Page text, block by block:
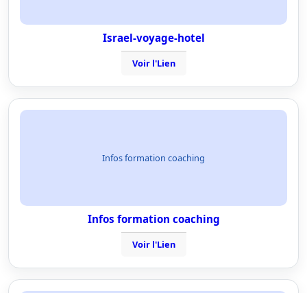
Israel-voyage-hotel
Voir l'Lien
Infos formation coaching
Infos formation coaching
Voir l'Lien